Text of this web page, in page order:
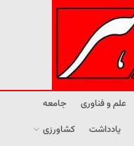
علم و فناوری
جامعه
یادداشت
کشاورزی